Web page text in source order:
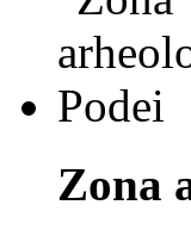
Zona